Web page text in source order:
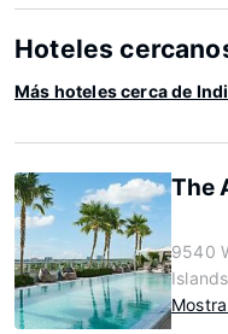
Hoteles
Más hoteles cerca de
The
9540